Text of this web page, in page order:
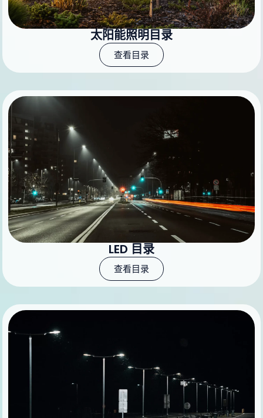
太阳能照明目录
查看目录
LED 目录
查看目录